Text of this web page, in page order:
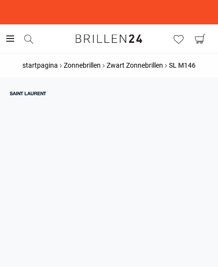
startpagina Zonnebrillen Zwart Zonnebrillen SL M146